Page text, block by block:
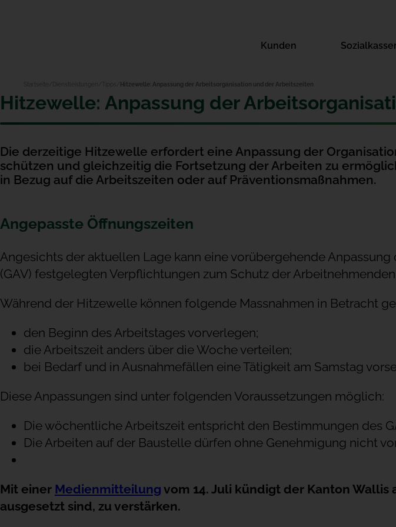
Kunden
AVEMECS
EIT.valais
Metaltec
AVDI
WVRU
BK Wallis
WKMV
JardinSuisse Valais
GVRP
AHV-Ausgleichskasse MEROBA
Erwerbsausfallversicherung
Arbeitslosigkeit (ALV)
Pensionskasse CAPAV
CAFAB – Für alle Berufe
Kindergeldkasse SPIDA
Kindergeldkasse PROMEA
Kindergeld beantragen
RETAVAL
RESOR
Einen Fall melden (E-Business)
Hitzewelle: Anpassung der Arbeitsorganisation und der Arbeitszeiten
Unsere Rechtsdienste
Gründung eines Unternehmens
Leben und Arbeiten im Wallis
Übersetzung
Vermietung von Räumlichkeiten
Lohnrechner
Nützliche Dokumente
Geltende Tarifverträge
Abschaffung der Steuer auf den Eigenmietwert
Stellungnahmen von constructionvalais
Dr’Jope
Wir konsumieren lokal. Und Sie?
Startseite Hitzewelle: Anpassung der Arbeitsorganisation und der Arbeitszeiten
Hitzewelle: Anpassung der
Die derzeitige Hitzewelle erfordert eine Anpassung der
schützen und gleichzeitig die Fortsetzung der Arbeiten zu
in Bezug auf die Arbeitszeiten oder auf Präventionsmaßnahmen.
Angepasste Öffnungszeiten
Angesichts der aktuellen Lage kann eine vorübergehende
(GAV) festgelegten Verpflichtungen zum Schutz der
Während der Hitzewelle können folgende Massnahmen in Betracht
den Beginn des Arbeitstages vorverlegen;
die Arbeitszeit anders über die Woche verteilen;
bei Bedarf und in Ausnahmefällen eine Tätigkeit am Samstag
Diese Anpassungen sind unter folgenden Voraussetzungen möglich:
Die wöchentliche Arbeitszeit entspricht den Bestimmungen des
Die Arbeiten auf der Baustelle dürfen ohne Genehmigung nicht
Mit einer Medienmitteilung vom 14. Juli kündigt der Kanton
ausgesetzt sind, zu verstärken.